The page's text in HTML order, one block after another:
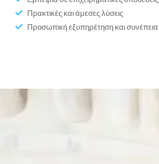
Πρακτικές και άμεσες λύσεις
Προσωπική εξυπηρέτηση και συνέπεια